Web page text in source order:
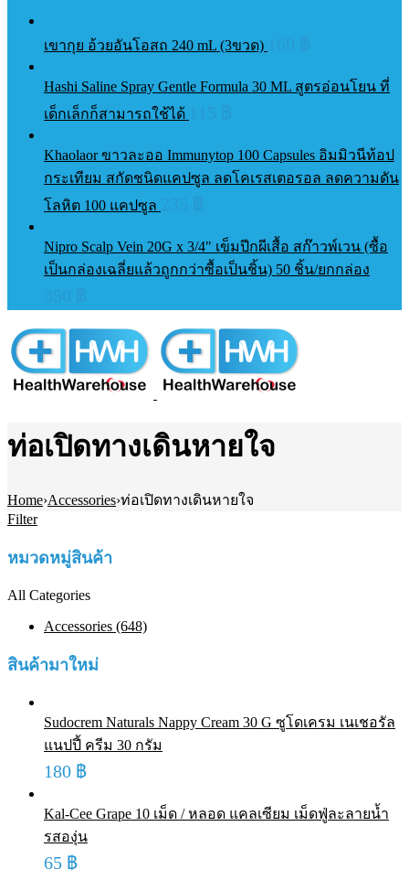
เขากุย อ้วยอันโอสถ 240 mL (3ขวด)
Hashi Saline Spray Gentle Formula 30 ML สูตรอ่อนโยน ที่
เด็กเล็กก็สามารถใช้ได้
Khaolaor ขาวละออ Immunytop 100 Capsules อิมมิวนีท้อป
กระเทียม สกัดชนิดแคปซูล ลดโคเรสเตอรอล ลดความดัน
โลหิต 100 แคปซูล
Nipro Scalp Vein 20G x 3/4" เข็มปีกผีเสื้อ สก๊าวพ์เวน (ซื้อ
เป็นกล่องเฉลี่ยแล้วถูกกว่าซื้อเป็นชิ้น) 50 ชิ้น/ยกกล่อง
ท่อเปิดทางเดินหายใจ
Home›Accessories›ท่อเปิดทางเดินหายใจ
Filter
หมวดหมู่สินค้า
All Categories
Accessories (648)
สินค้ามาใหม่
Sudocrem Naturals Nappy Cream 30 G ซูโดเครม เนเชอรัล
แนปปี้ ครีม 30 กรัม
180 ฿
Kal-Cee Grape 10 เม็ด / หลอด แคลเซียม เม็ดฟู่ละลายน้ำ
รสองุ่น
65 ฿